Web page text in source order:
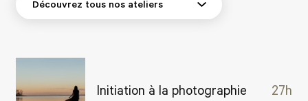
Initiation à la photographie 27h